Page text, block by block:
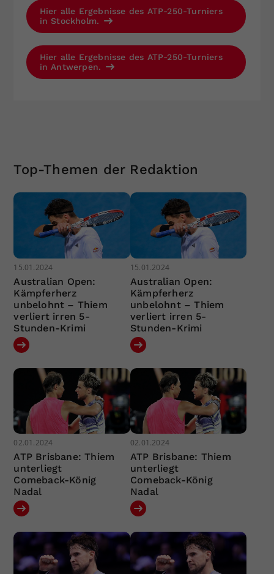
Hier alle Ergebnisse des ATP-250-Turniers
in Stockholm.
Hier alle Ergebnisse des ATP-250-Turniers
in Antwerpen.
Top-Themen der Redaktion
15.01.2024
Australian Open:
Kämpferherz
unbelohnt – Thiem
verliert irren 5-
Stunden-Krimi
15.01.2024
Australian Open:
Kämpferherz
unbelohnt – Thiem
verliert irren 5-
Stunden-Krimi
02.01.2024
ATP Brisbane: Thiem
unterliegt
Comeback-König
Nadal
02.01.2024
ATP Brisbane: Thiem
unterliegt
Comeback-König
Nadal